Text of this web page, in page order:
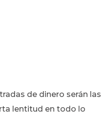
de dinero serán las
lentitud en todo lo